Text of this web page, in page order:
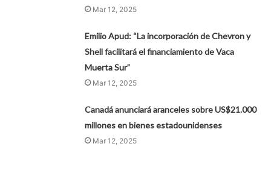
Mar 12, 2025
Emilio Apud: “La incorporación de Chevron y
Shell facilitará el financiamiento de Vaca
Muerta Sur”
Mar 12, 2025
Canadá anunciará aranceles sobre US$21.000
millones en bienes estadounidenses
Mar 12, 2025